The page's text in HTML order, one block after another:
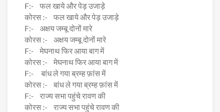
F:- फल खाये और पेड़ उजाड़े
कोरस :- फल खाये और पेड़ उजाड़े
F:- अक्षय जम्बू दोनों मारे
कोरस :- अक्षय जम्बू दोनों मारे
F:- मेघनाथ फिर आया बाग में
कोरस :- मेघनाथ फिर आया बाग में
F:- बांध ले गया ब्रम्ह फ़ांस में
कोरस :- बांध ले गया ब्रम्ह फ़ांस में
F:- राज्य सभा पहुंचे रावण की
कोरस :- राज्य सभा पहुंचे रावण की